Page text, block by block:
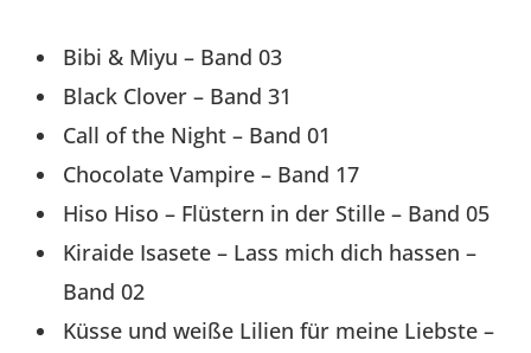
Bibi & Miyu – Band 03
Black Clover – Band 31
Call of the Night – Band 01
Chocolate Vampire – Band 17
Hiso Hiso – Flüstern in der Stille – Band 05
Kiraide Isasete – Lass mich dich hassen –
Band 02
Küsse und weiße Lilien für meine Liebste –